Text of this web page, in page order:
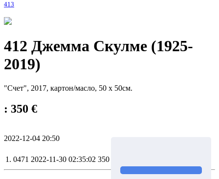
413
412 Джемма Скулме (1925-
2019)
"Счет", 2017, картон/масло, 50 х 50см.
: 350 €
2022-12-04 20:50
1. 0471 2022-11-30 02:35:02 350 €